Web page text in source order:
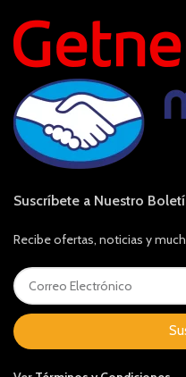
Suscríbete a Nuestro
Recibe ofertas, noticias y